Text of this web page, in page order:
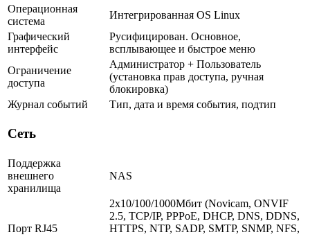
Операционная
система
Интегрированная OS Linux
Графический
интерфейс
Русифицирован. Основное,
всплывающее и быстрое меню
Ограничение
доступа
Администратор + Пользователь
(установка прав доступа, ручная
блокировка)
Журнал событий
Тип, дата и время события, подтип
Сеть
Поддержка
внешнего
хранилища
NAS
Порт RJ45
2х10/100/1000Мбит (Novicam, ONVIF
2.5, TCP/IP, PPPoE, DHCP, DNS, DDNS,
HTTPS, NTP, SADP, SMTP, SNMP, NFS,